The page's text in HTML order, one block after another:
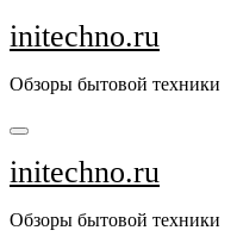
Перейти
к
initechno.ru
Обзоры бытовой техники
initechno.ru
Обзоры бытовой техники